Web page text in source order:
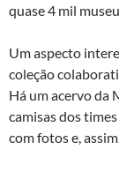
quase 4 mil
Um aspecto
coleção
Há um acervo da
camisas dos
com fotos e,